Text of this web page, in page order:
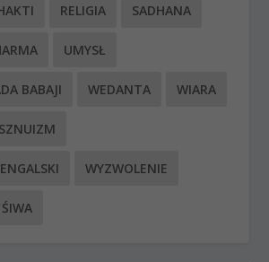
RELIGIA SADHANA
UMYSŁ
BABAJI WEDANTA WIARA
WYZWOLENIE
ŚIWA